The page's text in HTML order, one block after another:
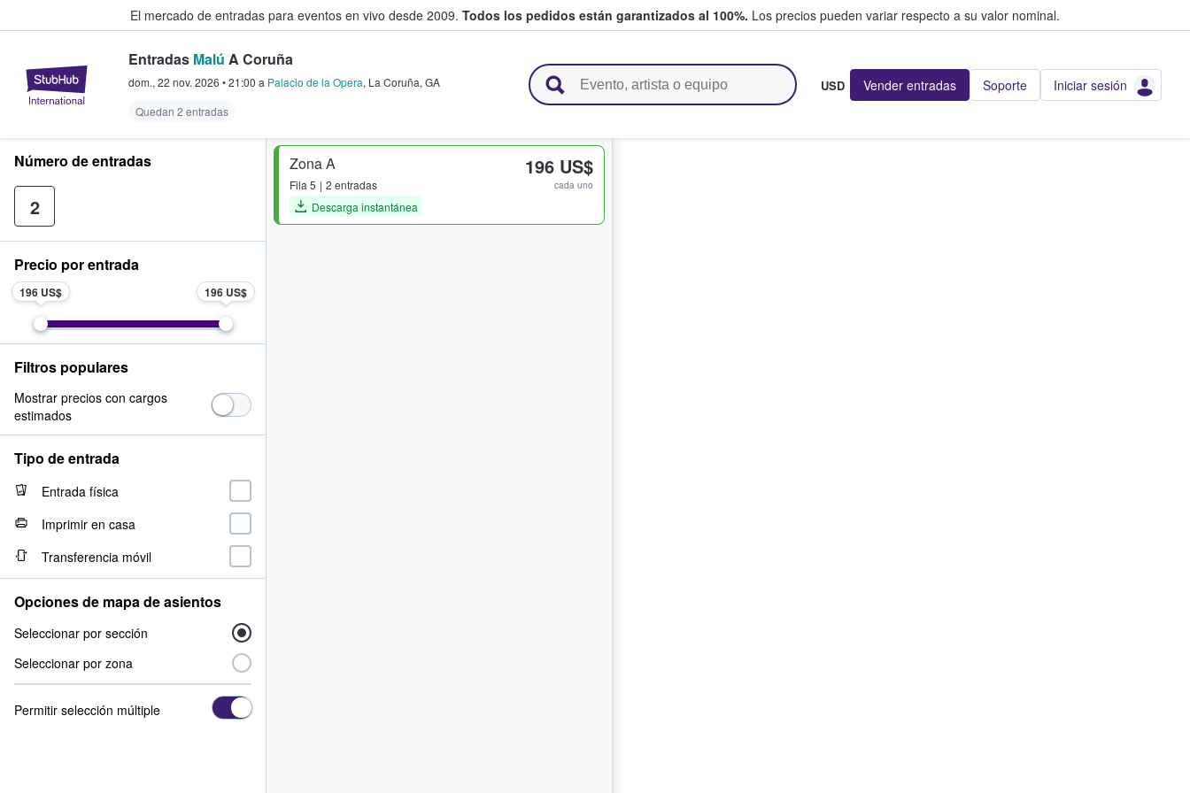
El mercado de entradas para eventos en vivo desde 2009. Todos los pedidos están garantizados al 100%. Los precios pueden variar respecto a su valor nominal.
StubHub: compra y venta de entradas entre fans
Entradas Malú A Coruña
dom., 22 nov. 2026 •21:00 a Palacio de la Opera, La Coruña, GA
Quedan 2 entradas
USD Vender entradas Soporte Iniciar sesión
Zona A
Fila 5
2 entradas
Descarga instantánea
196 US$
cada uno
Número de entradas
2
Precio por entrada
196 US$ 196 US$
Filtros populares
Mostrar precios con cargos
estimados
Tipo de entrada
Entrada física
Imprimir en casa
Transferencia móvil
Opciones de mapa de asientos
Seleccionar por sección
Seleccionar por zona
Permitir selección múltiple